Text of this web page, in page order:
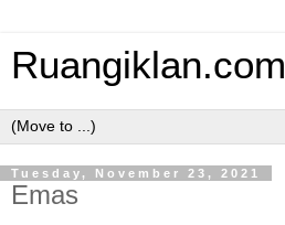
Ruangiklan.com
Tuesday, November 23, 2021
Emas